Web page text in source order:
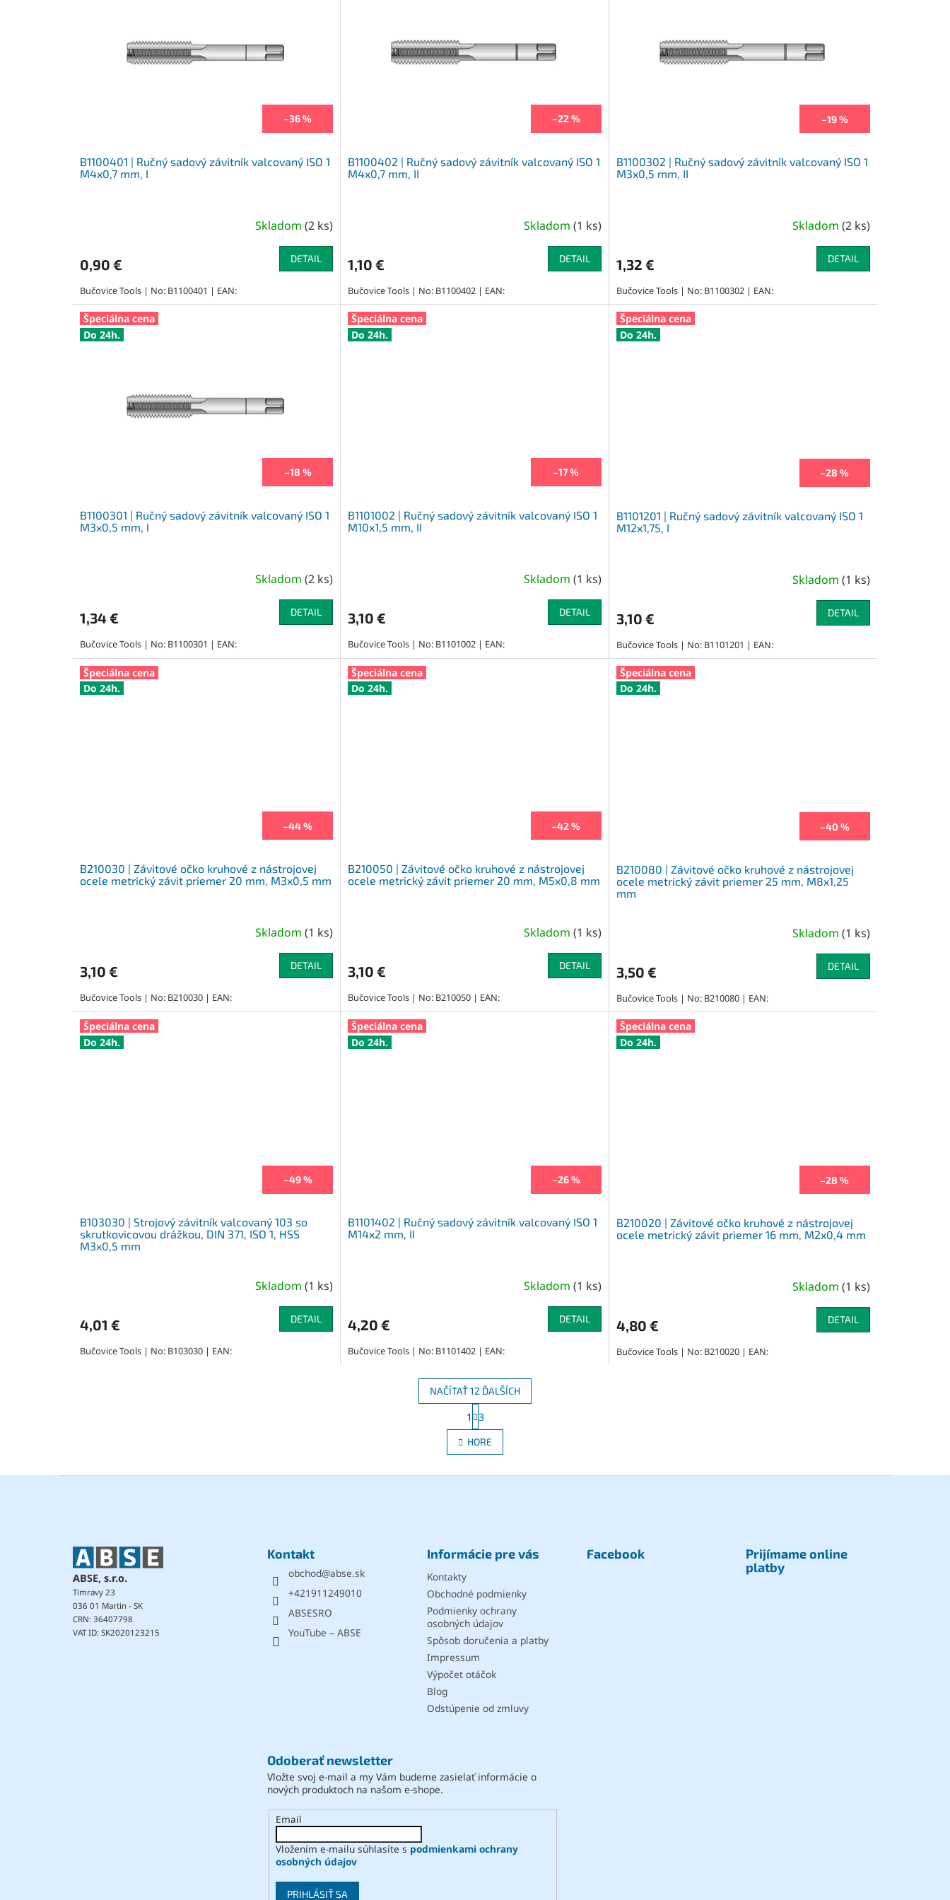
–36 %
B1100401 | Ručný sadový závitník valcovaný ISO 1
M4x0,7 mm, I
Skladom(2 ks)
0,90 € DETAIL
Bučovice Tools | No: B1100401 | EAN:
–22 %
B1100402 | Ručný sadový závitník valcovaný ISO 1
M4x0,7 mm, II
Skladom (1 ks)
1,10 € DETAIL
Bučovice Tools | No: B1100402 | EAN:
–19 %
B1100302 | Ručný sadový závitník valcovaný ISO 1
M3x0,5 mm, II
Skladom (2 ks)
1,32 € DETAIL
Bučovice Tools | No: B1100302 | EAN:
Špeciálna cena
Do 24h.
–18 %
B1100301 | Ručný sadový závitník valcovaný ISO 1
M3x0,5 mm, I
Skladom(2 ks)
1,34 € DETAIL
Bučovice Tools | No: B1100301 | EAN:
Špeciálna cena
Do 24h.
–17 %
B1101002 | Ručný sadový závitník valcovaný ISO 1
M10x1,5 mm, II
Skladom (1 ks)
3,10 € DETAIL
Bučovice Tools | No: B1101002 | EAN:
Špeciálna cena
Do 24h.
–28 %
B1101201 | Ručný sadový závitník valcovaný ISO 1
M12x1,75, I
Skladom (1 ks)
3,10 € DETAIL
Bučovice Tools | No: B1101201 | EAN:
Špeciálna cena
Do 24h.
–44 %
B210030 | Závitové očko kruhové z nástrojovej
ocele metrický závit priemer 20 mm, M3x0,5 mm
Skladom(1 ks)
3,10 € DETAIL
Bučovice Tools | No: B210030 | EAN:
Špeciálna cena
Do 24h.
–42 %
B210050 | Závitové očko kruhové z nástrojovej
ocele metrický závit priemer 20 mm, M5x0,8 mm
Skladom (1 ks)
3,10 € DETAIL
Bučovice Tools | No: B210050 | EAN:
Špeciálna cena
Do 24h.
–40 %
B210080 | Závitové očko kruhové z nástrojovej
ocele metrický závit priemer 25 mm, M8x1,25
mm
Skladom (1 ks)
3,50 € DETAIL
Bučovice Tools | No: B210080 | EAN:
Špeciálna cena
Do 24h.
–49 %
B103030 | Strojový závitník valcovaný 103 so
skrutkovicovou drážkou, DIN 371, ISO 1, HSS
M3x0,5 mm
Skladom(1 ks)
4,01 € DETAIL
Bučovice Tools | No: B103030 | EAN:
Špeciálna cena
Do 24h.
–26 %
B1101402 | Ručný sadový závitník valcovaný ISO 1
M14x2 mm, II
Skladom (1 ks)
4,20 € DETAIL
Bučovice Tools | No: B1101402 | EAN:
Špeciálna cena
Do 24h.
–28 %
B210020 | Závitové očko kruhové z nástrojovej
ocele metrický závit priemer 16 mm, M2x0,4 mm
Skladom (1 ks)
4,80 € DETAIL
Bučovice Tools | No: B210020 | EAN:
O
v
l
d
r
y
v
ý
p
s
u
NAČÍTAŤ 12 ĎALŠÍCH
S
t
r
á
n
1 3
HORE
ABSE, s.r.o.
Timravy 23
036 01 Martin - SK
CRN: 36407798
VAT ID: SK2020123215
Kontakt
obchod@abse.sk
+421911249010
ABSESRO
YouTube – ABSE
Informácie pre vás
Kontakty
Obchodné podmienky
Podmienky ochrany
osobných údajov
Spôsob doručenia a platby
Impressum
Výpočet otáčok
Blog
Odstúpenie od zmluvy
Facebook
Prijímame online
platby
Odoberať newsletter
Vložte svoj e-mail a my Vám budeme zasielať informácie o
nových produktoch na našom e-shope.
Email
Vložením e-mailu súhlasíte s podmienkami ochrany
osobných údajov
PRIHLÁSIŤ SA